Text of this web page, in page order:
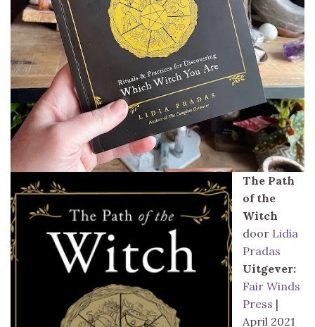
The Path
of the
Witch
door Lidia
Pradas
Uitgever:
Fair Winds
Press |
April 2021